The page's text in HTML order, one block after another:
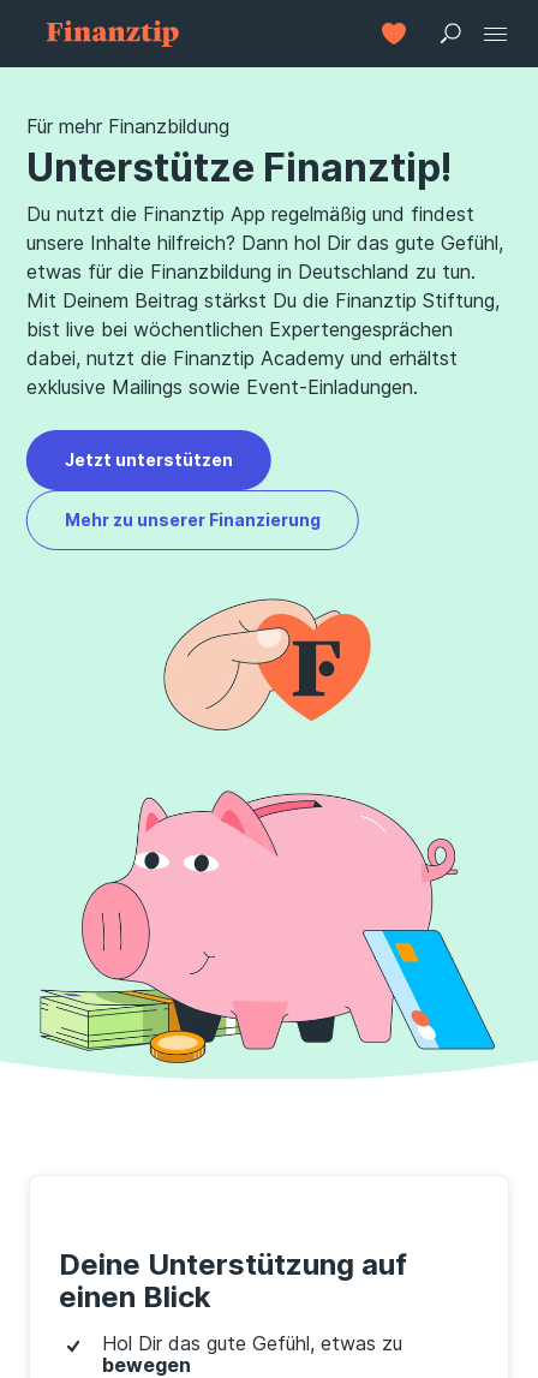
Für mehr Finanzbildung
Unterstütze Finanztip!
Du nutzt die Finanztip App regelmäßig und findest
unsere Inhalte hilfreich? Dann hol Dir das gute Gefühl,
etwas für die Finanzbildung in Deutschland zu tun.
Mit Deinem Beitrag stärkst Du die Finanztip Stiftung,
bist live bei wöchentlichen Expertengesprächen
dabei, nutzt die Finanztip Academy und erhältst
exklusive Mailings sowie Event-Einladungen.
Jetzt unterstützen
Mehr zu unserer Finanzierung
Deine Unterstützung auf
einen Blick
Hol Dir das gute Gefühl, etwas zu
bewegen